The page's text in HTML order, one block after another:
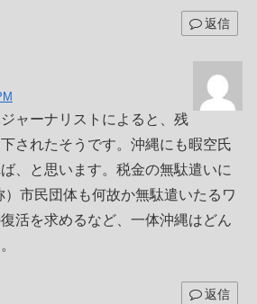
返信
ャーナリストによると、残
されたそうです。沖縄にも暇空氏
、と思います。税金の無駄遣いに
）市民団体も何故か無駄遣いたるワ
活を求めるなど、一体沖縄はどん
返信